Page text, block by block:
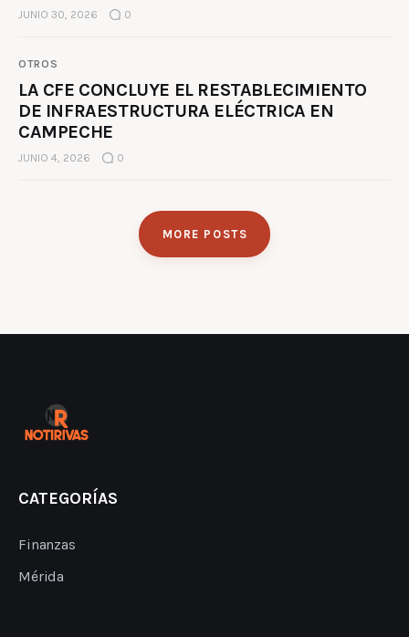
JUNIO 30, 2026 0
OTROS
LA CFE CONCLUYE EL RESTABLECIMIENTO
DE INFRAESTRUCTURA ELÉCTRICA EN
CAMPECHE
JUNIO 4, 2026 0
MORE POSTS
CATEGORÍAS
Finanzas
Mérida